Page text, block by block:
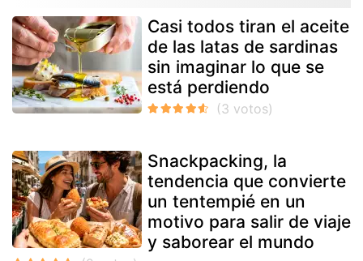
Casi todos tiran el aceite
de las latas de sardinas
sin imaginar lo que se
está perdiendo
Snackpacking, la
tendencia que convierte
un tentempié en un
motivo para salir de viaje
y saborear el mundo